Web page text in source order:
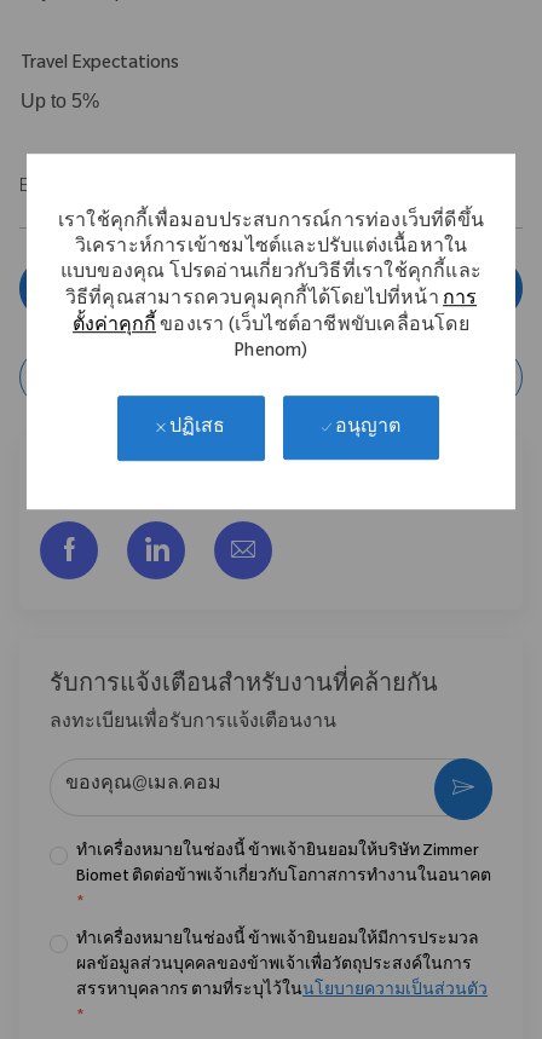
เราใช้คุกกี้เพื่อมอบประสบการณ์การท่องเว็บที่ดีขึ้น
วิเคราะห์การเข้าชมไซต์และปรับแต่งเนื้อหาใน
แบบของคุณ โปรดอ่านเกี่ยวกับวิธีที่เราใช้คุกกี้และ
วิธีที่คุณสามารถควบคุมคุกกี้ได้โดยไปที่หน้าการ
ตั้งค่าคุกกี้ของเรา (เว็บไซต์อาชีพขับเคลื่อนโดย
Phenom)
ปฏิเสธ อนุญาต
Travel Expectations
Up to 5%
EOE/M/F/Vet/Disability
สมัครตอนนี้
แชร์ผ่าน Facebook
แชร์ผ่าน LinkedIn
แชร์ผ่านอีเมล
รับการแจ้งเตือนสําหรับงานที่คล้ายกัน
ลงทะเบียนเพื่อรับการแจ้งเตือนงาน
ทำเครื่องหมายในช่องนี้ ข้าพเจ้ายินยอมให้บริษัท Zimmer
Biomet ติดต่อข้าพเจ้าเกี่ยวกับโอกาสการทำงานในอนาคต
*
ทำเครื่องหมายในช่องนี้ ข้าพเจ้ายินยอมให้มีการประมวล
ผลข้อมูลส่วนบุคคลของข้าพเจ้าเพื่อวัตถุประสงค์ในการ
สรรหาบุคลากร ตามที่ระบุไว้ในนโยบายความเป็นส่วนตัว
*
กระตุ้น